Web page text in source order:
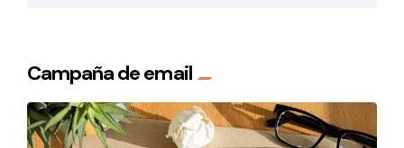
Campaña de email